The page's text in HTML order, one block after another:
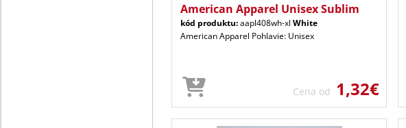
American Apparel Unisex Sublim
kód produktu:aapl408wh-xl White
American Apparel Pohlavie: Unisex
Cena od 1,32€